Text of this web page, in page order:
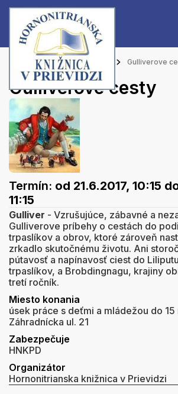
Hlavná stránka Podujatia Gulliverove
Gulliverove cesty
Termín: od 21.6.2017, 10:15
11:15
Gulliver - Vzrušujúce, zábavné a
Gulliverove príbehy o cestách do
trpaslíkov a obrov, ktoré zároveň
zrkadlo skutočnému životu. Ani
pútavosť a napínavosť ciest do
trpaslíkov, a Brobdingnagu, krajiny
tretí ročník.
Miesto konania
úsek práce s deťmi a mládežou do 15
Záhradnícka ul. 21
Zabezpečuje
HNKPD
Organizátor
Hornonitrianska knižnica v Prievidzi